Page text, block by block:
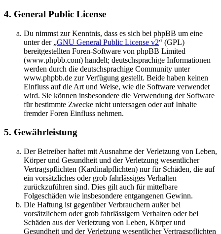
4. General Public License
Du nimmst zur Kenntnis, dass es sich bei phpBB um eine
unter der „GNU General Public License v2“ (GPL)
bereitgestellten Foren-Software von phpBB Limited
(www.phpbb.com) handelt; deutschsprachige Informationen
werden durch die deutschsprachige Community unter
www.phpbb.de zur Verfügung gestellt. Beide haben keinen
Einfluss auf die Art und Weise, wie die Software verwendet
wird. Sie können insbesondere die Verwendung der Software
für bestimmte Zwecke nicht untersagen oder auf Inhalte
fremder Foren Einfluss nehmen.
5. Gewährleistung
Der Betreiber haftet mit Ausnahme der Verletzung von Leben,
Körper und Gesundheit und der Verletzung wesentlicher
Vertragspflichten (Kardinalpflichten) nur für Schäden, die auf
ein vorsätzliches oder grob fahrlässiges Verhalten
zurückzuführen sind. Dies gilt auch für mittelbare
Folgeschäden wie insbesondere entgangenen Gewinn.
Die Haftung ist gegenüber Verbrauchern außer bei
vorsätzlichem oder grob fahrlässigem Verhalten oder bei
Schäden aus der Verletzung von Leben, Körper und
Gesundheit und der Verletzung wesentlicher Vertragspflichten